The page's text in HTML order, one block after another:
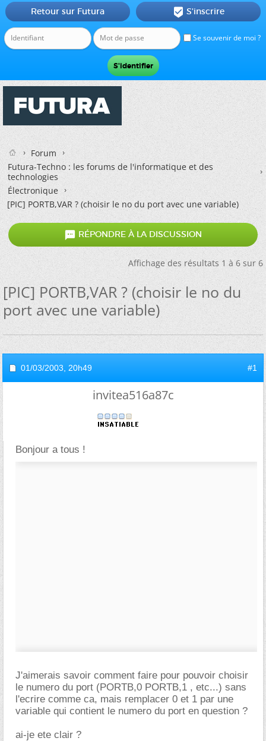
Se souvenir de moi ?
Retour sur Futura  S'inscrire
Forum
Futura-Techno : les forums de l'informatique et des
technologies
Électronique
[PIC] PORTB,VAR ? (choisir le no du port avec une variable)
 RÉPONDRE À LA DISCUSSION
Affichage des résultats 1 à 6 sur 6
[PIC] PORTB,VAR ? (choisir le no du
port avec une variable)
01/03/2003, 20h49 #1
invitea516a87c
Bonjour a tous !
J'aimerais savoir comment faire pour pouvoir choisir
le numero du port (PORTB,0 PORTB,1 , etc...) sans
l'ecrire comme ca, mais remplacer 0 et 1 par une
variable qui contient le numero du port en question ?
ai-je ete clair ?